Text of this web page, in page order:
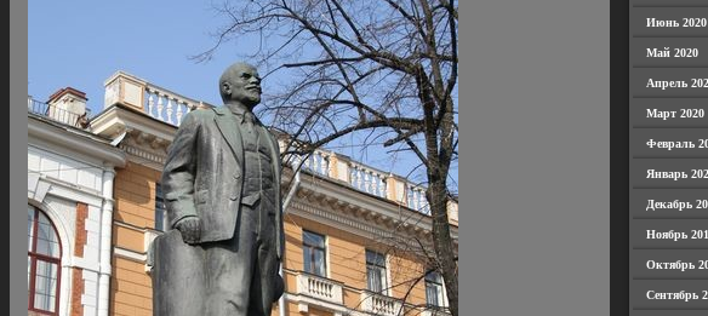
Июнь 2020
Май 2020
Апрель
Март 2020
Февраль
Январь
Декабрь
Ноябрь
Октябрь
Сентябрь